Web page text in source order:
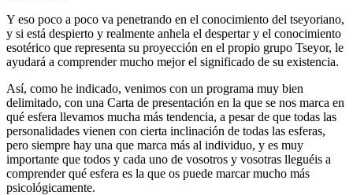
Y eso poco a poco va penetrando en el conocimiento del tseyoriano,
y si está despierto y realmente anhela el despertar y el conocimiento
esotérico que representa su proyección en el propio grupo Tseyor, le
ayudará a comprender mucho mejor el significado de su existencia.
Así, como he indicado, venimos con un programa muy bien
delimitado, con una Carta de presentación en la que se nos marca en
qué esfera llevamos mucha más tendencia, a pesar de que todas las
personalidades vienen con cierta inclinación de todas las esferas,
pero siempre hay una que marca más al individuo, y es muy
importante que todos y cada uno de vosotros y vosotras lleguéis a
comprender qué esfera es la que os puede marcar mucho más
psicológicamente.